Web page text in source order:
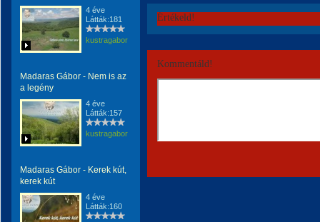
4 éve
Látták:181
kustragabor
Madaras Gábor - Nem is az
a legény
4 éve
Látták:157
kustragabor
Madaras Gábor - Kerek kút,
kerek kút
4 éve
Látták:160
Értékeld!
Kommentáld!